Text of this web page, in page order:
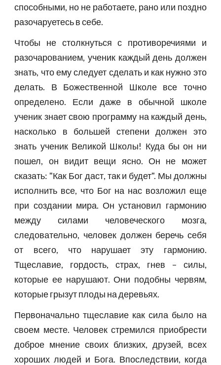
способными, но не работаете, рано или поздно
разочаруетесь в себе.
Чтобы не столкнуться с противоречиями и
разочарованием, ученик каждый день должен
знать, что ему следует сделать и как нужно это
делать. В Божественной Школе все точно
определено. Если даже в обычной школе
ученик знает свою программу на каждый день,
насколько в большей степени должен это
знать ученик Великой Школы! Куда бы он ни
пошел, он видит вещи ясно. Он не может
сказать: "Как Бог даст, так и будет". Мы должны
исполнить все, что Бог на нас возложил еще
при создании мира. Он установил гармонию
между силами человеческого мозга,
следовательно, человек должен беречь себя
от всего, что нарушает эту гармонию.
Тщеславие, гордость, страх, гнев – силы,
которые ее нарушают. Они подобны червям,
которые грызут плоды на деревьях.
Первоначально тщеславие как сила было на
своем месте. Человек стремился приобрести
доброе мнение своих близких, друзей, всех
хороших людей и Бога. Впоследствии, когда